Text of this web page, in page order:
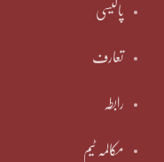
پالیسی
تعارف
رابطہ
مکالمہ ٹیم